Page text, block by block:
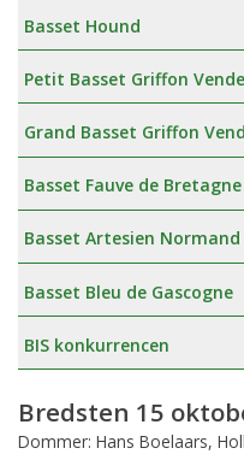
Basset Hound
Petit Basset Griffon
Grand Basset Griffon
Basset Fauve de Bretagne
Basset Artesien Normand
Basset Bleu de Gascogne
BIS konkurrencen
Bredsten 15
Dommer: Hans Boelaars,